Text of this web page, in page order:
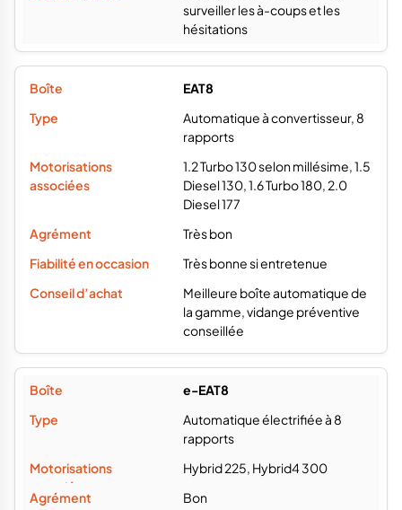
surveiller les à-coups et les
hésitations
EAT8
Automatique à convertisseur, 8
rapports
1.2 Turbo 130 selon millésime, 1.5
Diesel 130, 1.6 Turbo 180, 2.0
Diesel 177
Très bon
Très bonne si entretenue
Meilleure boîte automatique de
la gamme, vidange préventive
conseillée
e-EAT8
Automatique électrifiée à 8
rapports
Hybrid 225, Hybrid4 300
Bon